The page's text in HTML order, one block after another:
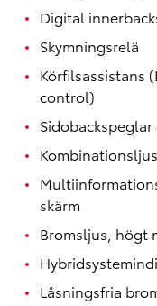
Digital
Skymningsrelä
Körfilsassistans
control)
skärm
Bromsljus, högt
Låsningsfria